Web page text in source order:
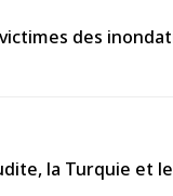
des
la Turquie et